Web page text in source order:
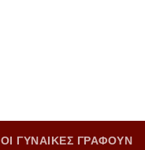
ΟΙ ΓΥΝΑΙΚΕΣ ΓΡΑΦΟΥΝ